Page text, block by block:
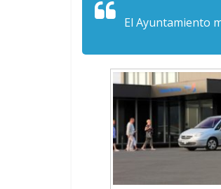
El Ayuntamiento